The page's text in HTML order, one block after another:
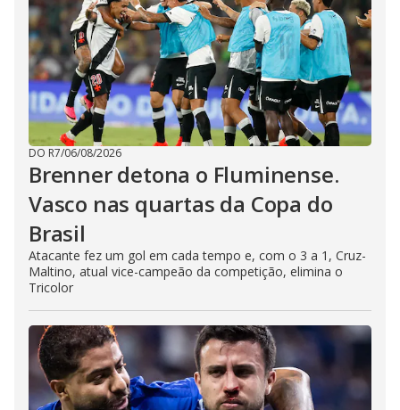
DO R7/06/08/2026
Brenner detona o Fluminense.
Vasco nas quartas da Copa do
Brasil
Atacante fez um gol em cada tempo e, com o 3 a 1, Cruz-
Maltino, atual vice-campeão da competição, elimina o
Tricolor